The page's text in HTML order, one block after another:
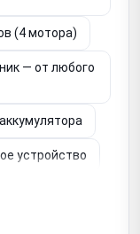
(4 мотора)
— от любого
устройство